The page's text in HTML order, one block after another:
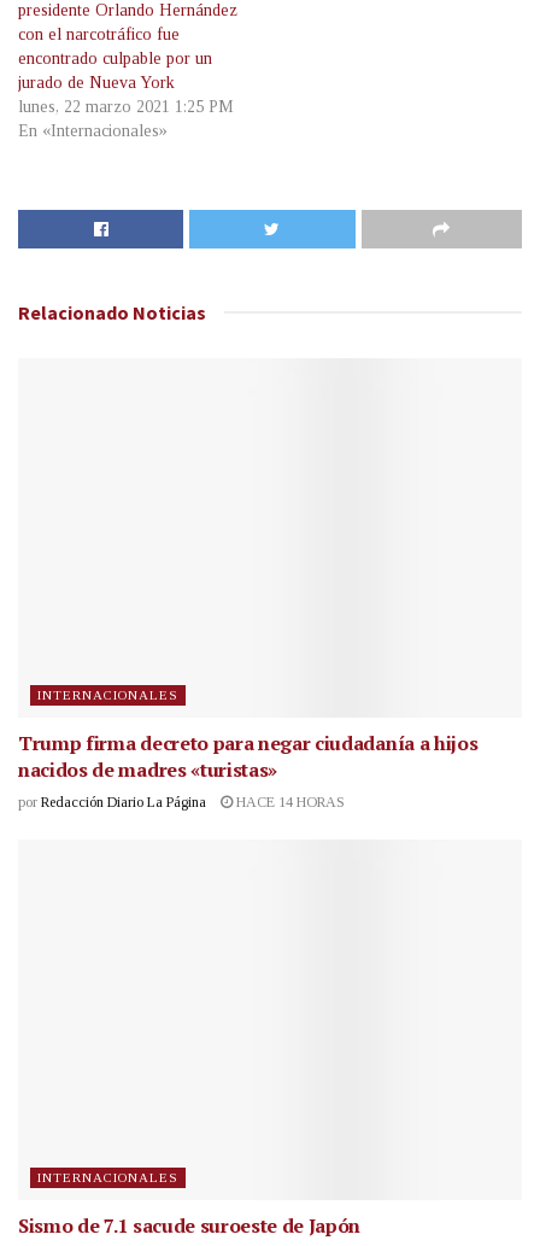
presidente Orlando Hernández
con el narcotráfico fue
encontrado culpable por un
jurado de Nueva York
lunes, 22 marzo 2021 1:25 PM
En «Internacionales»
Relacionado Noticias
INTERNACIONALES
Trump firma decreto para negar ciudadanía a hijos
nacidos de madres «turistas»
por Redacción Diario La Página HACE 14 HORAS
INTERNACIONALES
Sismo de 7.1 sacude suroeste de Japón